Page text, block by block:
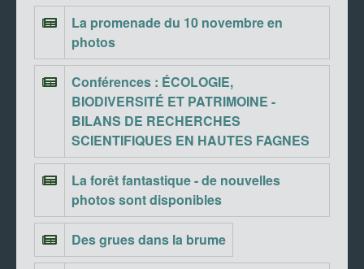
La promenade du 10 novembre en
photos
Conférences : ÉCOLOGIE,
BIODIVERSITÉ ET PATRIMOINE -
BILANS DE RECHERCHES
SCIENTIFIQUES EN HAUTES FAGNES
La forêt fantastique - de nouvelles
photos sont disponibles
Des grues dans la brume